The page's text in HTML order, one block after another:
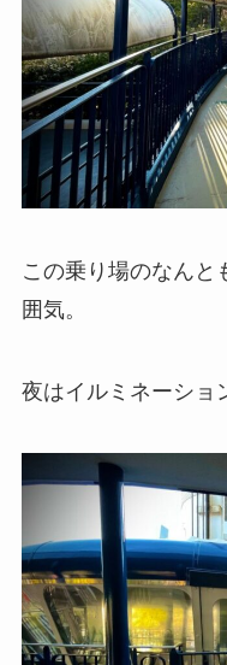
この乗り場のなんと
囲気。
夜はイルミネーショ